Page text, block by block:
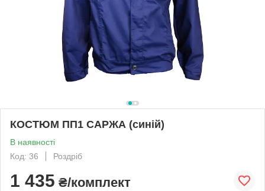
КОСТЮМ ПП1 САРЖА (синій)
В наявності
Код: 36
Роздріб
1 435 ₴/комплект